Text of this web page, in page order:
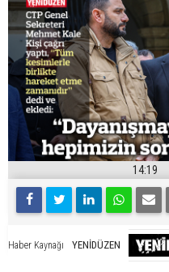
14:19
Haber Kaynağı YENİDÜZEN